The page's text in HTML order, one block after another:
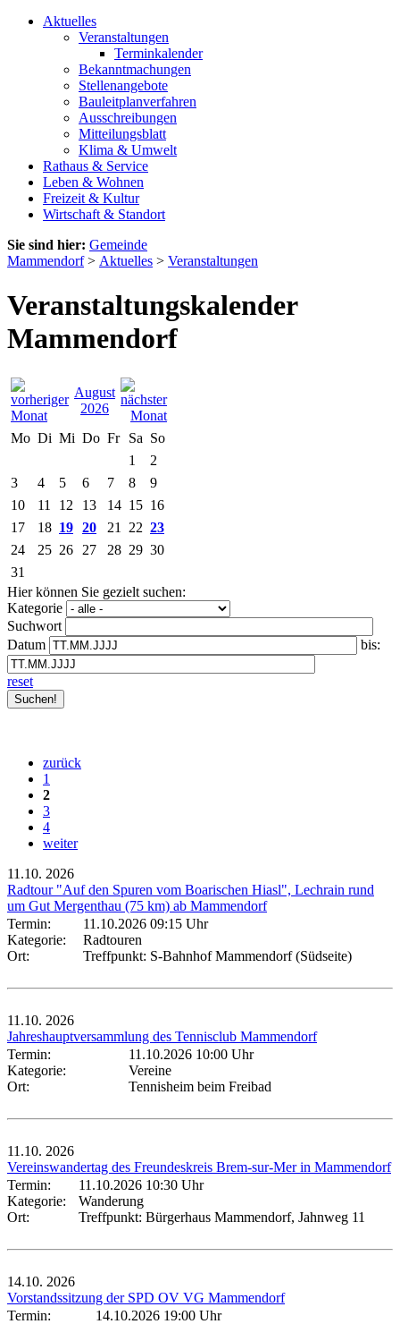
Aktuelles
Veranstaltungen
Terminkalender
Bekanntmachungen
Stellenangebote
Bauleitplanverfahren
Ausschreibungen
Mitteilungsblatt
Klima & Umwelt
Rathaus & Service
Leben & Wohnen
Freizeit & Kultur
Wirtschaft & Standort
Sie sind hier: Gemeinde
Mammendorf> Aktuelles > Veranstaltungen
Veranstaltungskalender
Mammendorf
August
2026
Mo Di Mi Do Fr Sa So
1
2
3
4 5 6 7 8
9
10
11 12 13 14 15 16
17
18 19 20 21 22 23
24
25 26 27 28 29 30
31
Hier können Sie gezielt suchen:
Kategorie
Suchwort
Datum
bis:
reset
zurück
1
2
3
4
weiter
11.10. 2026
Radtour "Auf den Spuren vom Boarischen Hiasl", Lechrain rund
um Gut Mergenthau (75 km) ab Mammendorf
Termin:
11.10.2026 09:15 Uhr
Kategorie:
Radtouren
Ort:
Treffpunkt: S-Bahnhof Mammendorf (Südseite)
11.10. 2026
Jahreshauptversammlung des Tennisclub Mammendorf
Termin:
11.10.2026 10:00 Uhr
Kategorie:
Vereine
Ort:
Tennisheim beim Freibad
11.10. 2026
Vereinswandertag des Freundeskreis Brem-sur-Mer in Mammendorf
Termin:
11.10.2026 10:30 Uhr
Kategorie:
Wanderung
Ort:
Treffpunkt: Bürgerhaus Mammendorf, Jahnweg 11
14.10. 2026
Vorstandssitzung der SPD OV VG Mammendorf
Termin:
14.10.2026 19:00 Uhr